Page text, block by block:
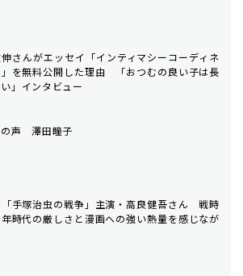
さんがエッセイ「インティマシーコーディネ
」を無料公開した理由 「おつむの良い子は長
」インタビュー
の声 澤田瞳子
「手塚治虫の戦争」主演・高良健吾さん 戦時
時代の厳しさと漫画への強い熱量を感じなが